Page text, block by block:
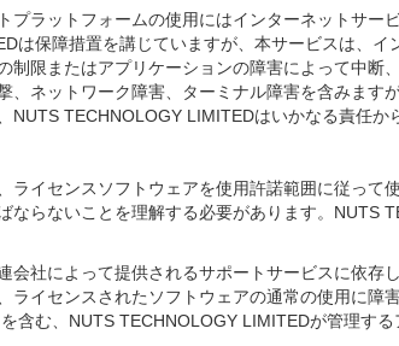
ラットフォームの使用にはインターネットサー
は保障措置を講じていますが、本サービスは、
限またはアプリケーションの障害によって中断
ネットワーク障害、ターミナル障害を含みます
TECHNOLOGY LIMITEDはいかなる責任か
イセンスソフトウェアを使用許諾範囲に従って
らないことを理解する必要があります。NUTS
社によって提供されるサポートサービスに依存
イセンスされたソフトウェアの通常の使用に障
む、NUTS TECHNOLOGY LIMITEDが管理す